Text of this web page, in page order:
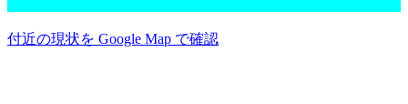
付近の現状を Google Map で確認